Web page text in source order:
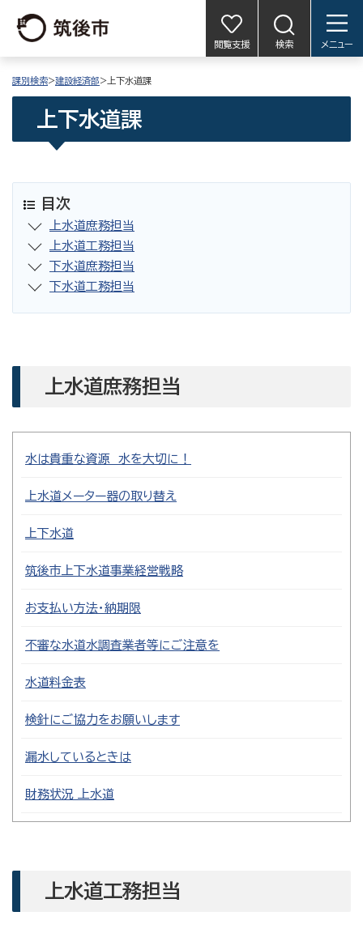
閲覧支援 検索 メニュー
課別検索>建設経済部>上下水道課
上下水道課
目次
上水道庶務担当
上水道工務担当
下水道庶務担当
下水道工務担当
上水道庶務担当
水は貴重な資源 水を大切に！
上水道メーター器の取り替え
上下水道
筑後市上下水道事業経営戦略
お支払い方法・納期限
不審な水道水調査業者等にご注意を
水道料金表
検針にご協力をお願いします
漏水しているときは
財務状況 上水道
上水道工務担当